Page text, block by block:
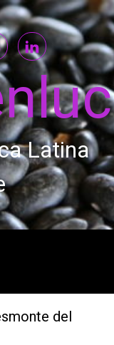
Latina
del